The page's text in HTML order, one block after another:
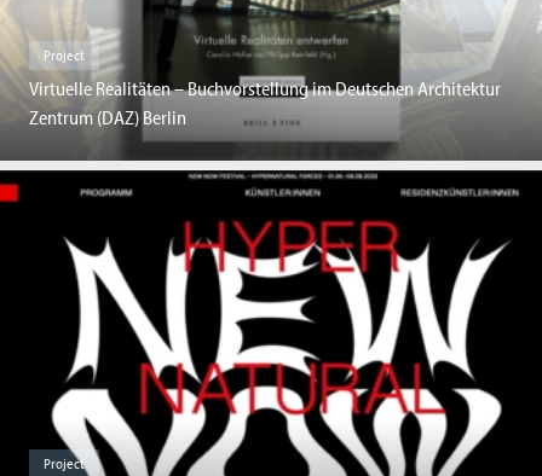
Project
Virtuelle Realitäten – Buchvorstellung im Deutschen Architektur
Zentrum (DAZ) Berlin
Project